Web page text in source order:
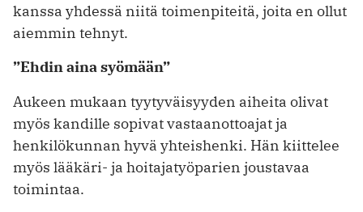
kanssa yhdessä niitä toimenpiteitä, joita en ollut
aiemmin tehnyt.
”Ehdin aina syömään”
Aukeen mukaan tyytyväisyyden aiheita olivat
myös kandille sopivat vastaanottoajat ja
henkilökunnan hyvä yhteishenki. Hän kiittelee
myös lääkäri- ja hoitajatyöparien joustavaa
toimintaa.